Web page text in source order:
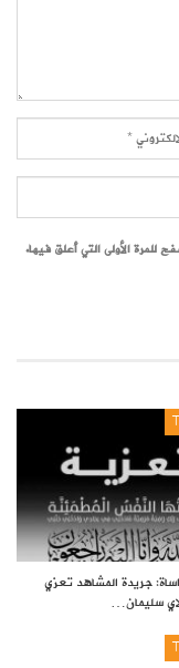
للمرة الأولى التي أعلق فيها.
جريدة المشاهد تعزي
سليمان…